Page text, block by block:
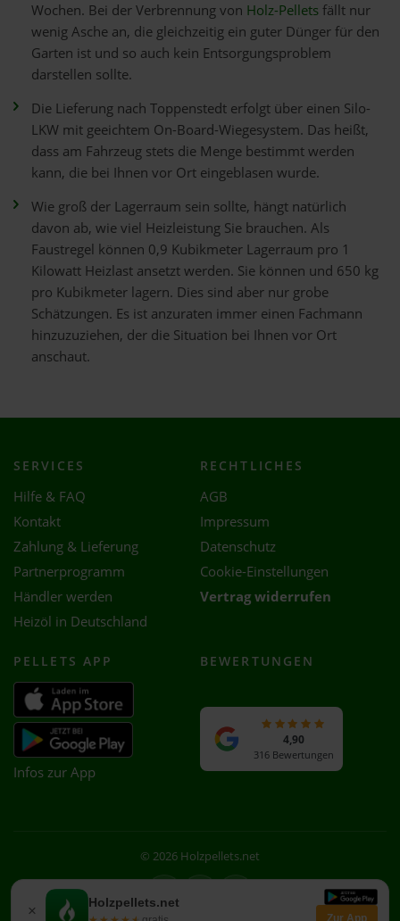
Wochen. Bei der Verbrennung von Holz-Pelletsfällt nur
wenig Asche an, die gleichzeitig ein guter Dünger für den
Garten ist und so auch kein Entsorgungsproblem
darstellen sollte.
Die Lieferung nach Toppenstedt erfolgt über einen Silo-
LKW mit geeichtem On-Board-Wiegesystem. Das heißt,
dass am Fahrzeug stets die Menge bestimmt werden
kann, die bei Ihnen vor Ort eingeblasen wurde.
Wie groß der Lagerraum sein sollte, hängt natürlich
davon ab, wie viel Heizleistung Sie brauchen. Als
Faustregel können 0,9 Kubikmeter Lagerraum pro 1
Kilowatt Heizlast ansetzt werden. Sie können und 650 kg
pro Kubikmeter lagern. Dies sind aber nur grobe
Schätzungen. Es ist anzuraten immer einen Fachmann
hinzuzuziehen, der die Situation bei Ihnen vor Ort
anschaut.
× Holzpellets.net
Zur App
SERVICES
Hilfe & FAQ
Kontakt
Zahlung & Lieferung
Partnerprogramm
Händler werden
Heizöl in Deutschland
RECHTLICHES
AGB
Impressum
Datenschutz
Cookie-Einstellungen
Vertrag widerrufen
PELLETS APP
Infos zur App
BEWERTUNGEN
4,90
316 Bewertungen
© 2026 Holzpellets.net
Facebook